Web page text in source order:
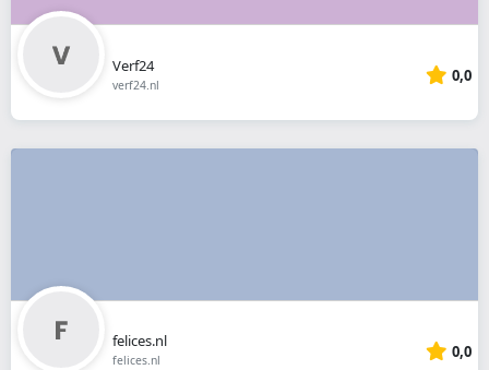
Verf24
verf24.nl 0,0
felices.nl
felices.nl 0,0